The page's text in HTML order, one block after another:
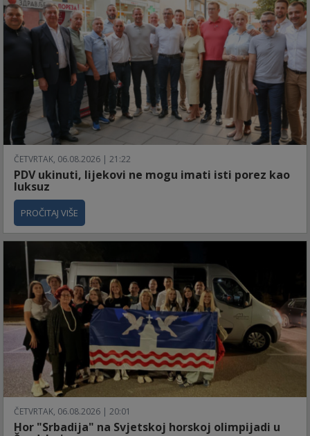
ČETVRTAK, 06.08.2026 | 21:22
PDV ukinuti, lijekovi ne mogu imati isti porez kao
luksuz
PROČITAJ VIŠE
ČETVRTAK, 06.08.2026 | 20:01
Hor "Srbadija" na Svjetskoj horskoj olimpijadi u